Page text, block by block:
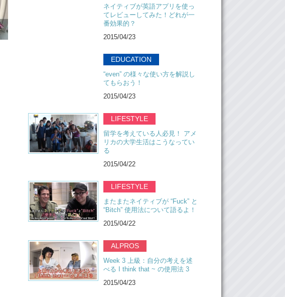
ネイティブが英語アプリを使っ
てレビューしてみた！どれが一
番効果的？
2015/04/23
EDUCATION
“even” の様々な使い方を解説し
てもらおう！
2015/04/23
LIFESTYLE
留学を考えている人必見！ アメ
リカの大学生活はこうなってい
る
2015/04/22
LIFESTYLE
またまたネイティブが “Fuck” と
“Bitch” 使用法について語るよ！
2015/04/22
ALPROS
Week 3 上級：自分の考えを述
べる I think that ~ の使用法 3
2015/04/23